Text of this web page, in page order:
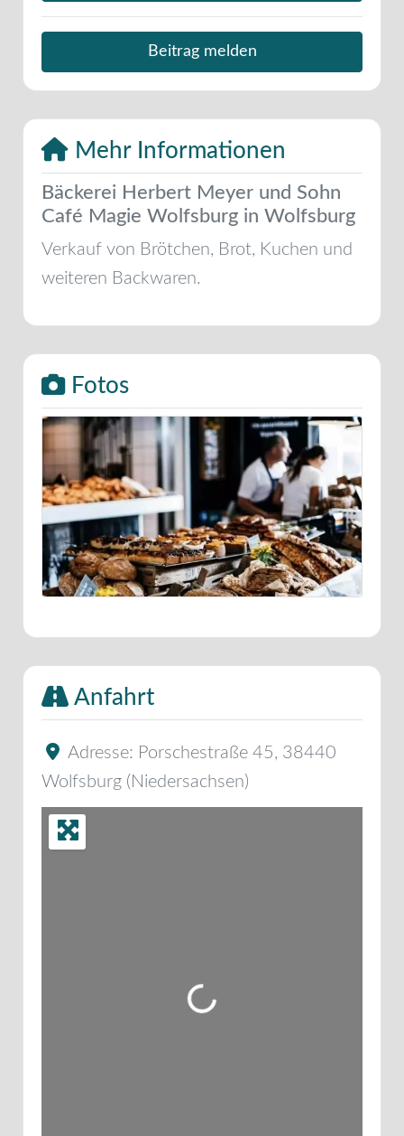
Beitrag melden
Mehr Informationen
Bäckerei Herbert Meyer und Sohn
Café Magie Wolfsburg in Wolfsburg
Verkauf von Brötchen, Brot, Kuchen und
weiteren Backwaren.
Fotos
Anfahrt
Adresse: Porschestraße 45, 38440
Wolfsburg ( Niedersachsen)
Wird geladen …